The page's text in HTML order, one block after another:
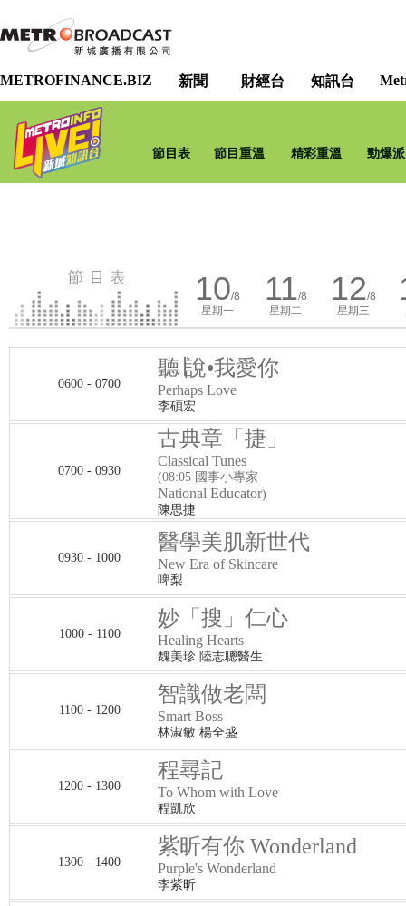
METROFINANCE.BIZ 新聞 財經台 知訊台
節目表 節目重溫 精彩重溫 勁爆
10/8
星期一
11/8
星期二
12/8
星期三
0600 - 0700
聽∣說•我愛你
Perhaps Love
李碩宏
0700 - 0930
古典章「捷」
Classical Tunes
(08:05 國事小專家
National Educator)
陳思捷
0930 - 1000
醫學美肌新世代
New Era of Skincare
啤梨
1000 - 1100
妙「搜」仁心
Healing Hearts
魏美珍 陸志聰醫生
1100 - 1200
智識做老闆
Smart Boss
林淑敏 楊全盛
1200 - 1300
程尋記
To Whom with Love
程凱欣
1300 - 1400
紫昕有你 Wonderland
Purple's Wonderland
李紫昕